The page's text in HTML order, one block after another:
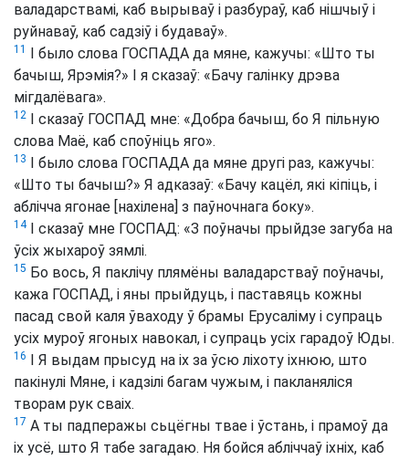
валадарствамі, каб вырываў і разбураў, каб нішчыў і
руйнаваў, каб садзіў і будаваў».
11
І было слова ГОСПАДА да мяне, кажучы: «Што ты
бачыш, Ярэмія?» І я сказаў: «Бачу галінку дрэва
мігдалёвага».
12
І сказаў ГОСПАД мне: «Добра бачыш, бо Я пільную
слова Маё, каб споўніць яго».
13
І было слова ГОСПАДА да мяне другі раз, кажучы:
«Што ты бачыш?» Я адказаў: «Бачу кацёл, які кіпіць, і
аблічча ягонае [нахілена] з паўночнага боку».
14І сказаў мне ГОСПАД: «З поўначы прыйдзе загуба на
ўсіх жыхароў зямлі.
15 Бо вось, Я паклічу плямёны валадарстваў поўначы,
кажа ГОСПАД, і яны прыйдуць, і паставяць кожны
пасад свой каля ўваходу ў брамы Ерусаліму і супраць
усіх муроў ягоных навокал, і супраць усіх гарадоў Юды.
16
І Я выдам прысуд на іх за ўсю ліхоту іхнюю, што
пакінулі Мяне, і кадзілі багам чужым, і пакланяліся
творам рук сваіх.
17 А ты падперажы сьцёгны твае і ўстань, і прамоў да
іх усё, што Я табе загадаю. Ня бойся абліччаў іхніх, каб